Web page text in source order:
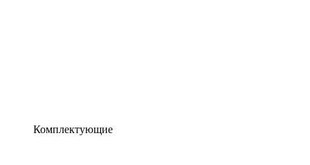
Комплектующие